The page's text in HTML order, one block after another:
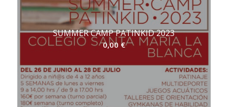
SUMMER CAMP PATINKID 2023
0,00 €